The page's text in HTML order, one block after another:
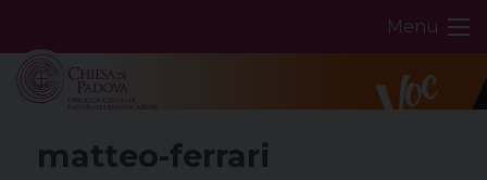
content
Menu
matteo-ferrari